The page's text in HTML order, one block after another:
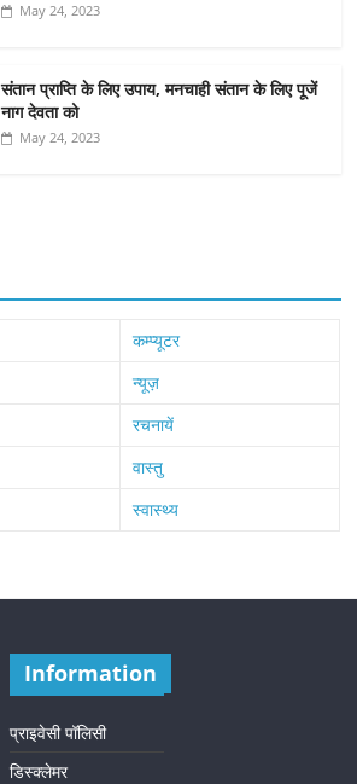
May 24, 2023
संतान प्राप्ति के लिए उपाय, मनचाही संतान के लिए पूजें
नाग देवता को
May 24, 2023
कम्प्यूटर
न्यूज़
रचनायें
वास्तु
स्वास्थ्य
Information
प्राइवेसी पॉलिसी
डिस्क्लेमर